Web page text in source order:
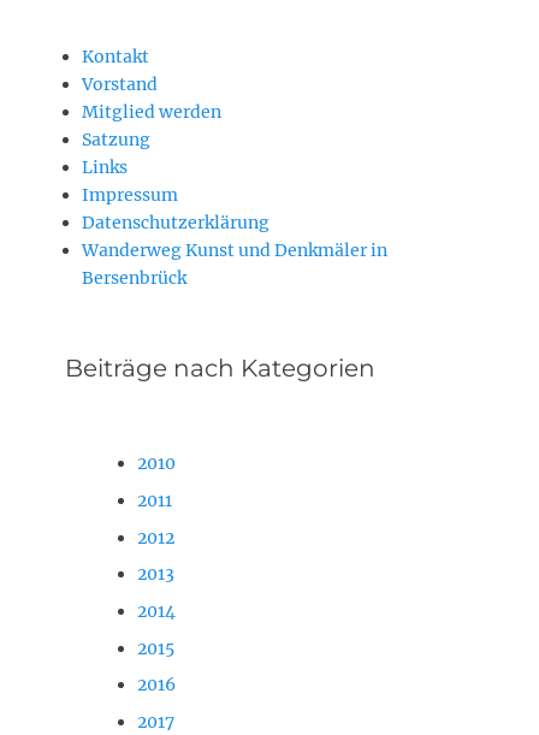
Kontakt
Vorstand
Mitglied werden
Satzung
Links
Impressum
Datenschutzerklärung
Wanderweg Kunst und Denkmäler in
Bersenbrück
Beiträge nach Kategorien
2010
2011
2012
2013
2014
2015
2016
2017